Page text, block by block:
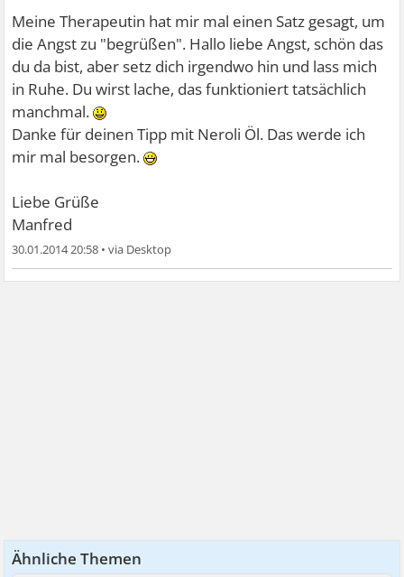
Meine Therapeutin hat mir mal einen Satz gesagt, um
die Angst zu "begrüßen". Hallo liebe Angst, schön das
du da bist, aber setz dich irgendwo hin und lass mich
in Ruhe. Du wirst lache, das funktioniert tatsächlich
manchmal.
Danke für deinen Tipp mit Neroli Öl. Das werde ich
mir mal besorgen.
Liebe Grüße
Manfred
30.01.2014 20:58 •
Ähnliche Themen